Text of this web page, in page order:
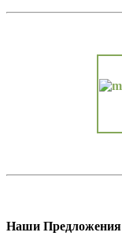
Наши Предложения